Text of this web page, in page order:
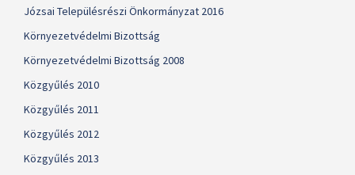
Józsai Településrészi Önkormányzat 2016
Környezetvédelmi Bizottság
Környezetvédelmi Bizottság 2008
Közgyűlés 2010
Közgyűlés 2011
Közgyűlés 2012
Közgyűlés 2013